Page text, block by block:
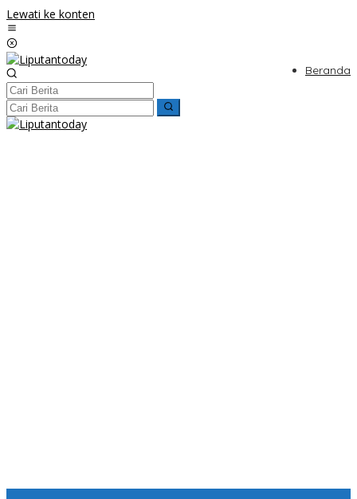
Lewati ke konten
Beranda